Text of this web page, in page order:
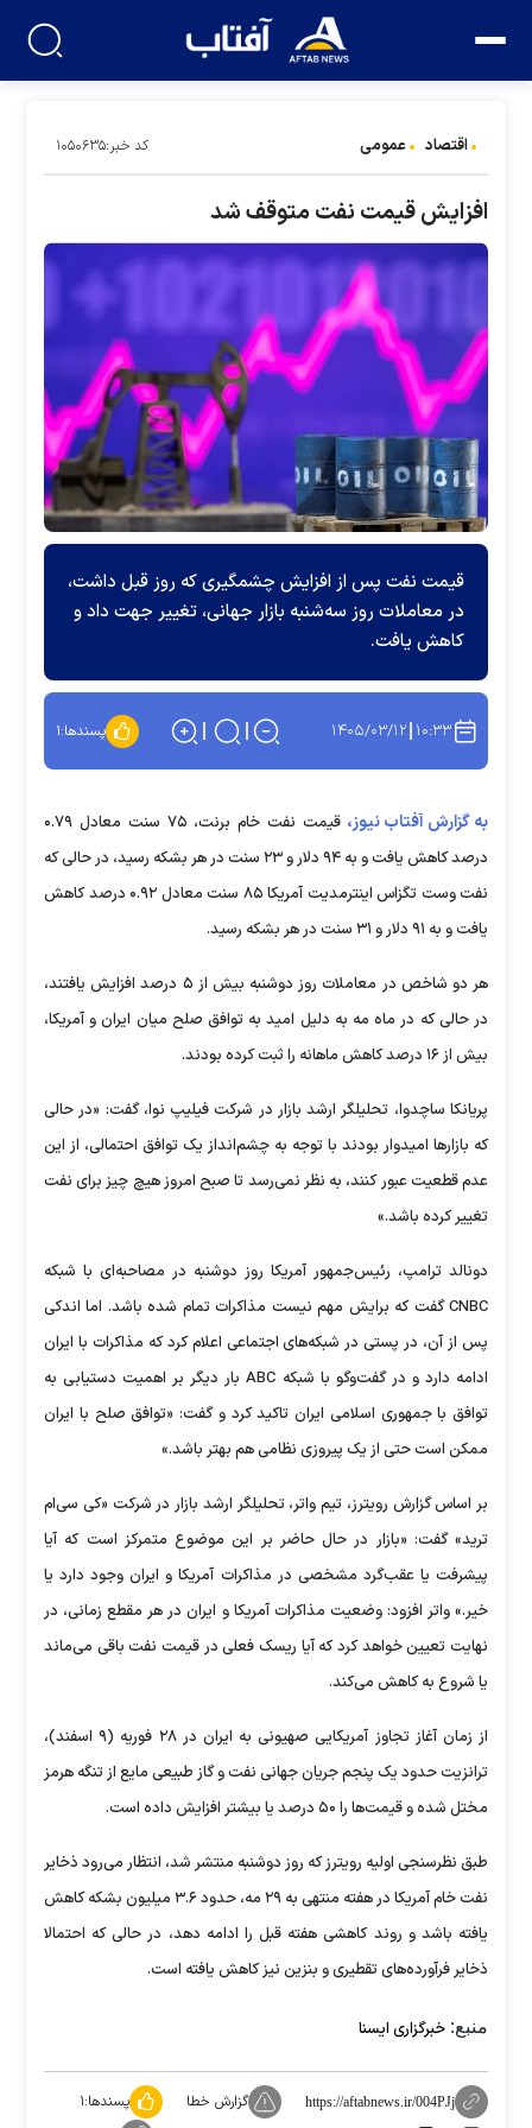
اقتصاد عمومی کد خبر:۱۰۵۰۶۳۵
افزایش قیمت نفت متوقف شد
قیمت نفت پس از افزایش چشمگیری که روز قبل داشت،
در معاملات روز سه‌شنبه بازار جهانی، تغییر جهت داد و
کاهش یافت.
۱۰:۳۳ ۱۴۰۵/۰۳/۱۲ پسندها:۱
به گزارش آفتاب نیوز،
قیمت نفت خام برنت، ۷۵ سنت معادل ۰.۷۹
درصد کاهش یافت و به ۹۴ دلار و ۲۳ سنت در هر بشکه رسید، در حالی که
نفت وست تگزاس اینترمدیت آمریکا ۸۵ سنت معادل ۰.۹۲ درصد کاهش
یافت و به ۹۱ دلار و ۳۱ سنت در هر بشکه رسید.
هر دو شاخص در معاملات روز دوشنبه بیش از ۵ درصد افزایش یافتند،
در حالی که در ماه مه به دلیل امید به توافق صلح میان ایران و آمریکا،
بیش از ۱۶ درصد کاهش ماهانه را ثبت کرده بودند.
پریانکا ساچدوا، تحلیلگر ارشد بازار در شرکت فیلیپ نوا، گفت: «در حالی
که بازار‌ها امیدوار بودند با توجه به چشم‌انداز یک توافق احتمالی، از این
عدم قطعیت عبور کنند، به نظر نمی‌رسد تا صبح امروز هیچ چیز برای نفت
تغییر کرده باشد.»
دونالد ترامپ، رئیس‌جمهور آمریکا روز دوشنبه در مصاحبه‌ای با شبکه
CNBC گفت که برایش مهم نیست مذاکرات تمام شده باشد. اما اندکی
پس از آن، در پستی در شبکه‌های اجتماعی اعلام کرد که مذاکرات با ایران
ادامه دارد و در گفت‌و‌گو با شبکه ABC بار دیگر بر اهمیت دستیابی به
توافق با جمهوری اسلامی ایران تاکید کرد و گفت: «توافق صلح با ایران
ممکن است حتی از یک پیروزی نظامی هم بهتر باشد.»
بر اساس گزارش رویترز، تیم واتر، تحلیلگر ارشد بازار در شرکت «کی سی‌ام
ترید» گفت: «بازار در حال حاضر بر این موضوع متمرکز است که آیا
پیشرفت یا عقب‌گرد مشخصی در مذاکرات آمریکا و ایران وجود دارد یا
خیر.» واتر افزود: وضعیت مذاکرات آمریکا و ایران در هر مقطع زمانی، در
نهایت تعیین خواهد کرد که آیا ریسک فعلی در قیمت نفت باقی می‌ماند
یا شروع به کاهش می‌کند.
از زمان آغاز تجاوز آمریکایی صهیونی به ایران در ۲۸ فوریه (۹ اسفند)،
ترانزیت حدود یک پنجم جریان جهانی نفت و گاز طبیعی مایع از تنگه هرمز
مختل شده و قیمت‌ها را ۵۰ درصد یا بیشتر افزایش داده است.
طبق نظرسنجی اولیه رویترز که روز دوشنبه منتشر شد، انتظار می‌رود ذخایر
نفت خام آمریکا در هفته منتهی به ۲۹ مه، حدود ۳.۶ میلیون بشکه کاهش
یافته باشد و روند کاهشی هفته قبل را ادامه دهد، در حالی که احتمالا
ذخایر فرآورده‌های تقطیری و بنزین نیز کاهش یافته است.
منبع: خبرگزاری ایسنا
https://aftabnews.ir/004PJj گزارش خطا پسندها:۱